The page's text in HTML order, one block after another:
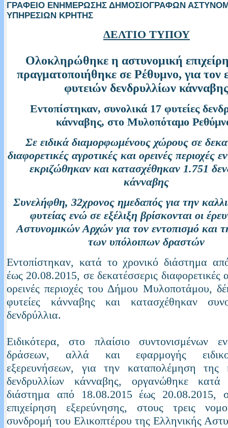
ΓΡΑΦΕΙΟ ΕΝΗΜΕΡΩΣΗΣ ΔΗΜΟΣΙΟΓΡΑΦΩΝ
ΥΠΗΡΕΣΙΩΝ ΚΡΗΤΗΣ
ΔΕΛΤΙΟ ΤΥΠΟΥ
Ολοκληρώθηκε η αστυνομική
πραγματοποιήθηκε σε Ρέθυμνο, για τον
φυτειών δενδρυλλίων
Εντοπίστηκαν, συνολικά 17 φυτείες
κάνναβης, στο Μυλοπόταμο
Σε ειδικά διαμορφωμένους χώρους σε
διαφορετικές αγροτικές και ορεινές περιοχές
εκριζώθηκαν και κατασχέθηκαν 1.751
κάνναβης
Συνελήφθη, 32χρονος ημεδαπός για την
φυτείας ενώ σε εξέλιξη βρίσκονται οι
Αστυνομικών Αρχών για τον εντοπισμό και
των υπόλοιπων δραστών
Εντοπίστηκαν, κατά το χρονικό διάστημα
έως 20.08.2015, σε δεκατέσσερις διαφορετικές
ορεινές περιοχές του Δήμου Μυλοποτάμου,
φυτείες κάνναβης και κατασχέθηκαν
δενδρύλλια.
Ειδικότερα, στο πλαίσιο συντονισμένων
δράσεων, αλλά και εφαρμογής
εξερευνήσεων, για την καταπολέμηση της
δενδρυλλίων κάνναβης, οργανώθηκε κατά
διάστημα από 18.08.2015 έως 20.08.2015,
επιχείρηση εξερεύνησης, στους τρεις
συνδρομή του Ελικοπτέρου της Ελληνικής